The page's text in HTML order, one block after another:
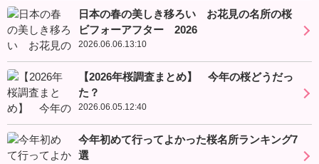
日本の春の美しき移ろい お花見の名所の桜
ビフォーアフター 2026
2026.06.06.13:10
【2026年桜調査まとめ】 今年の桜どうだっ
た？
2026.06.05.12:40
今年初めて行ってよかった桜名所ランキング7
選